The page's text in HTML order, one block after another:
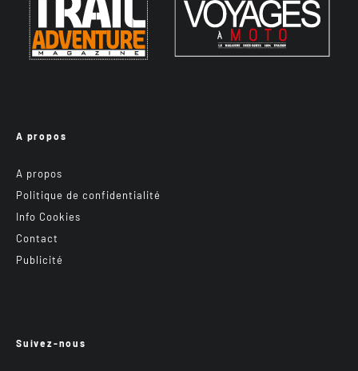
A propos
A propos
Politique de confidentialité
Info Cookies
Contact
Publicité
Suivez-nous